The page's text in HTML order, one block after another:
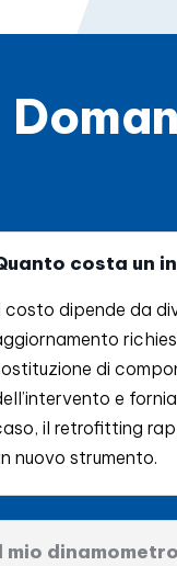
costa un
costo dipende da
di
e
il retrofitting
nuovo strumento.
mio